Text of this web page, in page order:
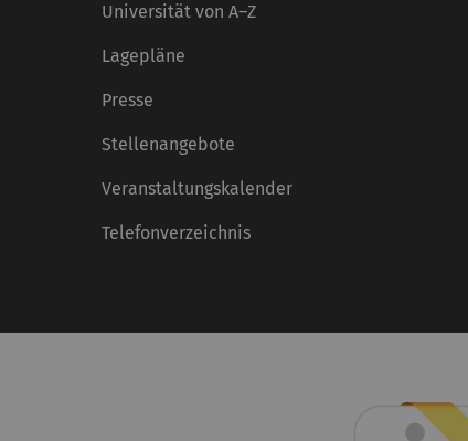
Universität von A–Z
Lagepläne
Presse
Stellenangebote
Veranstaltungskalender
Telefonverzeichnis